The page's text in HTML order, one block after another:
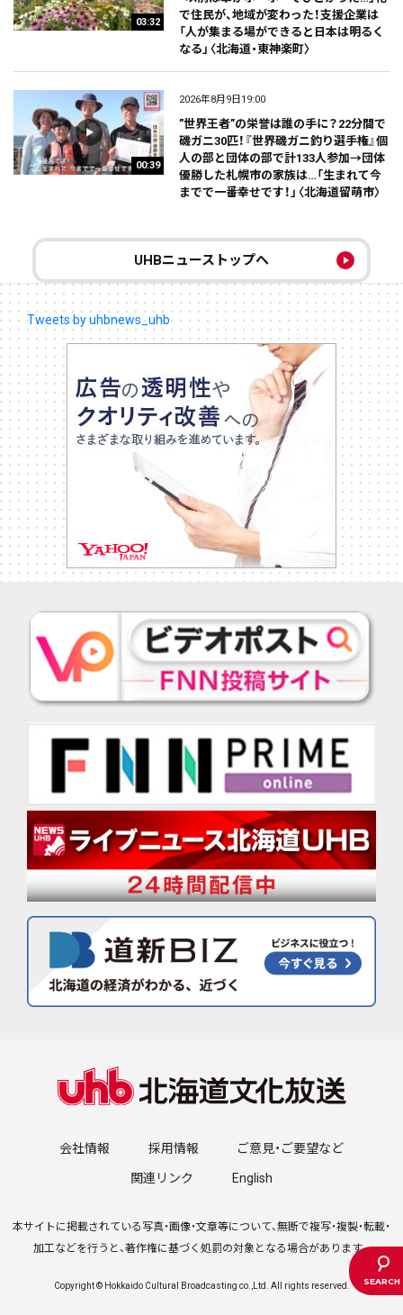
03:32
で住民が、地域が変わった！支援企業は
「人が集まる場ができると日本は明るく
なる」〈北海道・東神楽町〉
00:39
2026年8月9日19:00
”世界王者”の栄誉は誰の手に？22分間で
磯ガニ30匹！『世界磯ガニ釣り選手権』個
人の部と団体の部で計133人参加→団体
優勝した札幌市の家族は…「生まれて今
までで一番幸せです！」〈北海道留萌市〉
UHBニューストップへ
Tweets by uhbnews_uhb
会社情報 採用情報 ご意見・ご要望など
関連リンク English
本サイトに掲載されている写真・画像・文章等について、無断で複写・複製・転載・
加工などを行うと、著作権に基づく処罰の対象となる場合があります。
Copyright © Hokkaido Cultural Broadcasting co.,Ltd. All rights reserved.